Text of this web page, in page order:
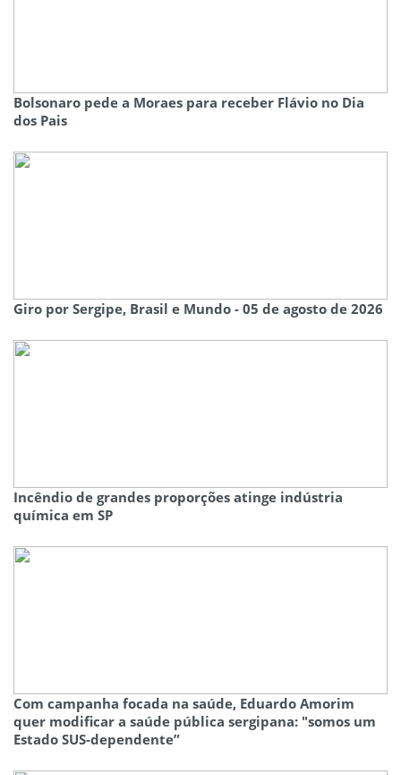
Bolsonaro pede a Moraes para receber Flávio no Dia
dos Pais
Giro por Sergipe, Brasil e Mundo - 05 de agosto de 2026
Incêndio de grandes proporções atinge indústria
química em SP
Com campanha focada na saúde, Eduardo Amorim
quer modificar a saúde pública sergipana: "somos um
Estado SUS-dependente”